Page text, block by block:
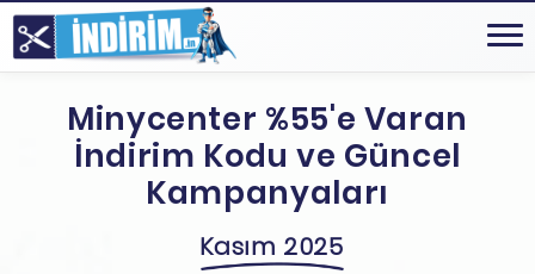
Minycenter %55'e Varan
İndirim Kodu ve Güncel
Kampanyaları
Kasım 2025